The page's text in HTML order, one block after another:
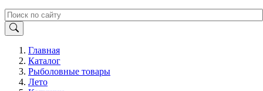
Главная
Каталог
Рыболовные товары
Лето